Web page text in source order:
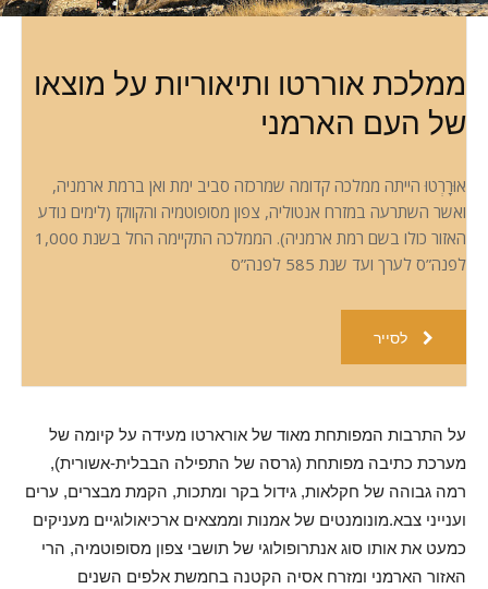
ממלכת אוררטו ותיאוריות על מוצאו
של העם הארמני
אוּרָרְטוּ הייתה ממלכה קדומה שמרכזה סביב ימת ואן ברמת ארמניה,
ואשר השתרעה במזרח אנטוליה, צפון מסופוטמיה והקווקז (לימים נודע
האזור כולו בשם רמת ארמניה). הממלכה התקיימה החל בשנת 1,000
לפנה”ס לערך ועד שנת 585 לפנה”ס
לסייר
על התרבות המפותחת מאוד של אורארטו מעידה על קיומה של
מערכת כתיבה מפותחת (גרסה של התפילה הבבלית-אשורית),
רמה גבוהה של חקלאות, גידול בקר ומתכות, הקמת מבצרים, ערים
וענייני צבא.מונומנטים של אמנות וממצאים ארכיאולוגיים מעניקים
כמעט את אותו סוג אנתרופולוגי של תושבי צפון מסופוטמיה, הרי
האזור הארמני ומזרח אסיה הקטנה בחמשת אלפים השנים